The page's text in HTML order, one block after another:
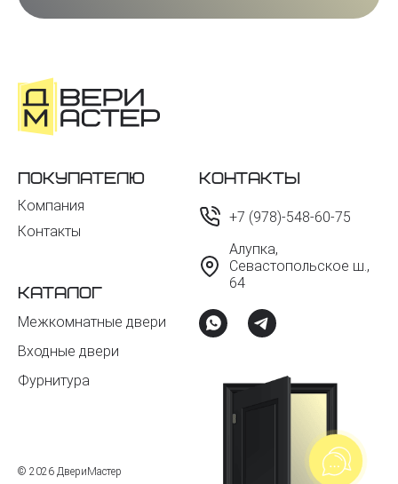
Покупателю
Компания
Контакты
Каталог
Межкомнатные двери
Входные двери
Фурнитура
Контакты
+7 (978)-548-60-75
Алупка,
Севастопольское ш.,
64
© 2026 ДвериМастер